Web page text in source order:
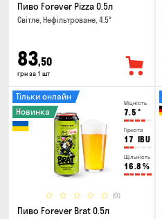
Пиво Forever Pizza 0.5л
Світле, Нефільтроване, 4.5°
83,50
грн за 1 шт
Міцність
7.5 °
Гіркота
17 IBU
Щільність
16.8 %
(0)
Тільки онлайн
Новинка
Пиво Forever Brat 0.5л